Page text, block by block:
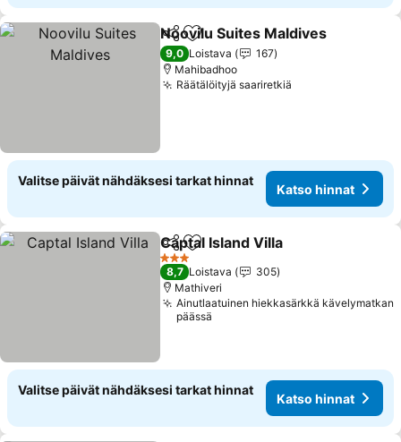
Jaa Lisää suosikkeihin
Noovilu Suites Maldives
9,0 Loistava
167
Mahibadhoo
Räätälöityjä saariretkiä
Valitse päivät nähdäksesi tarkat hinnat
Katso hinnat
Jaa Lisää suosikkeihin
Captal Island Villa
3 Tähtiluokitus
8,7 Loistava
305
Mathiveri
Ainutlaatuinen hiekkasärkkä kävelymatkan
päässä
Valitse päivät nähdäksesi tarkat hinnat
Katso hinnat